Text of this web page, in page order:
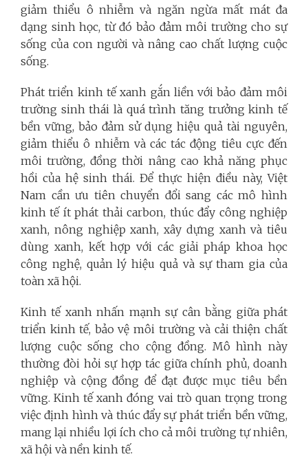
giảm thiểu ô nhiễm và ngăn ngừa mất mát đa
dạng sinh học, từ đó bảo đảm môi trường cho sự
sống của con người và nâng cao chất lượng cuộc
sống.
Phát triển kinh tế xanh gắn liền với bảo đảm môi
trường sinh thái là quá trình tăng trưởng kinh tế
bền vững, bảo đảm sử dụng hiệu quả tài nguyên,
giảm thiểu ô nhiễm và các tác động tiêu cực đến
môi trường, đồng thời nâng cao khả năng phục
hồi của hệ sinh thái. Để thực hiện điều này, Việt
Nam cần ưu tiên chuyển đổi sang các mô hình
kinh tế ít phát thải carbon, thúc đẩy công nghiệp
xanh, nông nghiệp xanh, xây dựng xanh và tiêu
dùng xanh, kết hợp với các giải pháp khoa học
công nghệ, quản lý hiệu quả và sự tham gia của
toàn xã hội.
Kinh tế xanh nhấn mạnh sự cân bằng giữa phát
triển kinh tế, bảo vệ môi trường và cải thiện chất
lượng cuộc sống cho cộng đồng. Mô hình này
thường đòi hỏi sự hợp tác giữa chính phủ, doanh
nghiệp và cộng đồng để đạt được mục tiêu bền
vững. Kinh tế xanh đóng vai trò quan trọng trong
việc định hình và thúc đẩy sự phát triển bền vững,
mang lại nhiều lợi ích cho cả môi trường tự nhiên,
xã hội và nền kinh tế.